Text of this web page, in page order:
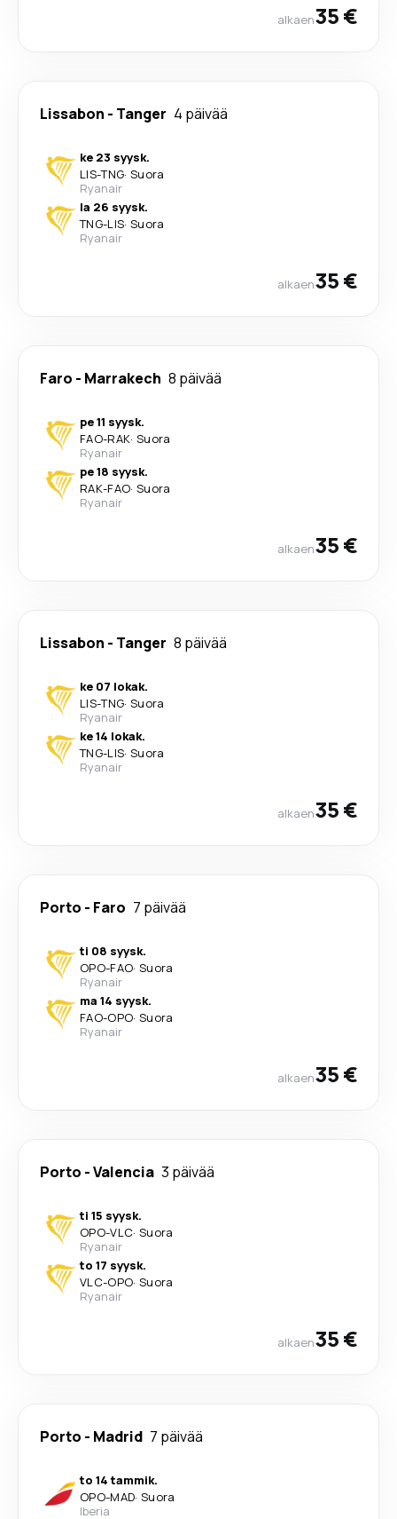
alkaen35 €
Lissabon - Tanger 4 päivää
ke 23 syysk.
LIS-TNG· Suora
Ryanair
la 26 syysk.
TNG-LIS· Suora
Ryanair
alkaen35 €
Faro - Marrakech 8 päivää
pe 11 syysk.
FAO-RAK· Suora
Ryanair
pe 18 syysk.
RAK-FAO· Suora
Ryanair
alkaen35 €
Lissabon - Tanger 8 päivää
ke 07 lokak.
LIS-TNG· Suora
Ryanair
ke 14 lokak.
TNG-LIS· Suora
Ryanair
alkaen35 €
Porto - Faro 7 päivää
ti 08 syysk.
OPO-FAO· Suora
Ryanair
ma 14 syysk.
FAO-OPO· Suora
Ryanair
alkaen35 €
Porto -Valencia 3 päivää
ti 15 syysk.
OPO-VLC· Suora
Ryanair
to 17 syysk.
VLC-OPO· Suora
Ryanair
alkaen35 €
Porto - Madrid 7 päivää
to 14 tammik.
OPO-MAD· Suora
Iberia